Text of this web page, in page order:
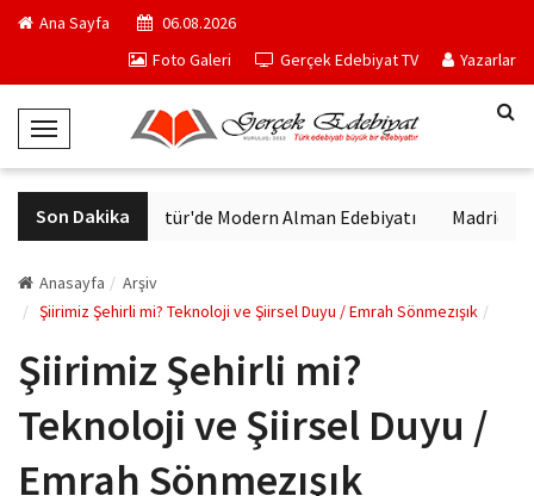
Ana Sayfa
06.08.2026
Foto Galeri
Gerçek Edebiyat TV Yazarlar
T
o
g
g
e
N
v
g
Son Dakika
VakıfBank Kültür'de Modern Alman Edebiyatı Madrid
Anasayfa
Arşiv
Şiirimiz Şehirli mi? Teknoloji ve Şiirsel Duyu / Emrah Sönmezışık
Şiirimiz Şehirli mi?
Teknoloji ve Şiirsel Duyu /
Emrah Sönmezışık